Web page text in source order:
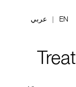
EN
| عربي
Treat